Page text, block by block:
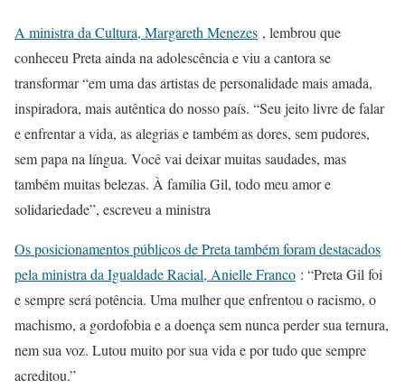
A ministra da Cultura, Margareth Menezes , lembrou que
conheceu Preta ainda na adolescência e viu a cantora se
transformar “em uma das artistas de personalidade mais amada,
inspiradora, mais autêntica do nosso país. “Seu jeito livre de falar
e enfrentar a vida, as alegrias e também as dores, sem pudores,
sem papa na língua. Você vai deixar muitas saudades, mas
também muitas belezas. À família Gil, todo meu amor e
solidariedade”, escreveu a ministra
Os posicionamentos públicos de Preta também foram destacados
pela ministra da Igualdade Racial, Anielle Franco : “Preta Gil foi
e sempre será potência. Uma mulher que enfrentou o racismo, o
machismo, a gordofobia e a doença sem nunca perder sua ternura,
nem sua voz. Lutou muito por sua vida e por tudo que sempre
acreditou.”